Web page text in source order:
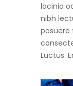
lacinia
nibh
posuere
Luctus.